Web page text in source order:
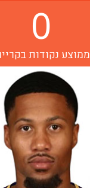
0
ממוצע נקודות